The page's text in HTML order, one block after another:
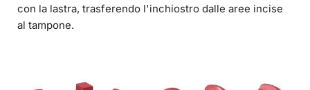
con la lastra, trasferendo l'inchiostro dalle aree incise
al tampone.